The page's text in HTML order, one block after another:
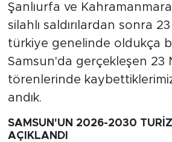
Şanlıurfa ve
silahlı saldırılardan sonra
türkiye genelinde oldukça
Samsun'da gerçekleşen 23
törenlerinde
andık.
SAMSUN'UN 2026-2030
AÇIKLANDI